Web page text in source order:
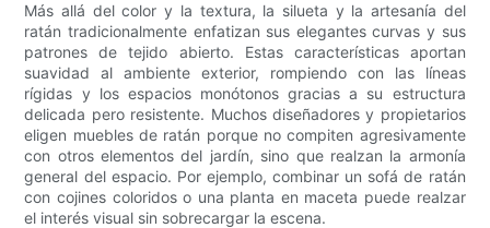
Más allá del color y la textura, la silueta y la artesanía del
ratán tradicionalmente enfatizan sus elegantes curvas y sus
patrones de tejido abierto. Estas características aportan
suavidad al ambiente exterior, rompiendo con las líneas
rígidas y los espacios monótonos gracias a su estructura
delicada pero resistente. Muchos diseñadores y propietarios
eligen muebles de ratán porque no compiten agresivamente
con otros elementos del jardín, sino que realzan la armonía
general del espacio. Por ejemplo, combinar un sofá de ratán
con cojines coloridos o una planta en maceta puede realzar
el interés visual sin sobrecargar la escena.